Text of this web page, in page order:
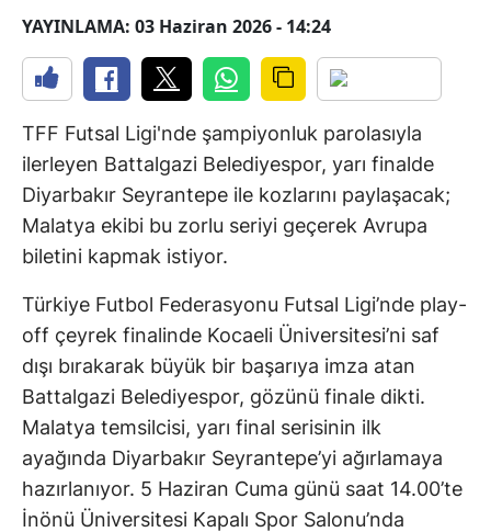
YAYINLAMA: 03 Haziran 2026 - 14:24
TFF Futsal Ligi'nde şampiyonluk parolasıyla
ilerleyen Battalgazi Belediyespor, yarı finalde
Diyarbakır Seyrantepe ile kozlarını paylaşacak;
Malatya ekibi bu zorlu seriyi geçerek Avrupa
biletini kapmak istiyor.
Türkiye Futbol Federasyonu Futsal Ligi’nde play-
off çeyrek finalinde Kocaeli Üniversitesi’ni saf
dışı bırakarak büyük bir başarıya imza atan
Battalgazi Belediyespor, gözünü finale dikti.
Malatya temsilcisi, yarı final serisinin ilk
ayağında Diyarbakır Seyrantepe’yi ağırlamaya
hazırlanıyor. 5 Haziran Cuma günü saat 14.00’te
İnönü Üniversitesi Kapalı Spor Salonu’nda